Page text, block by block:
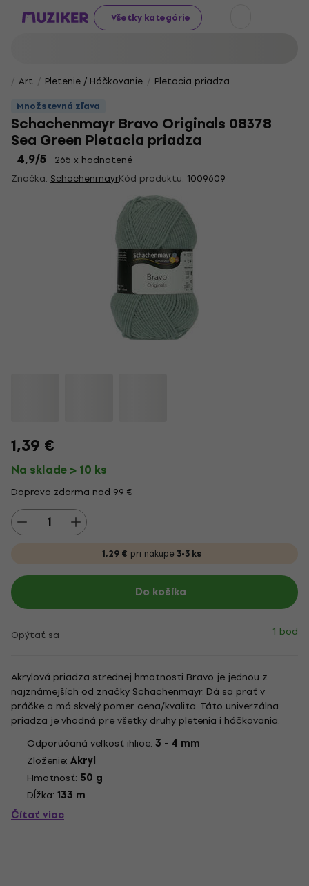
Všetky kategórie
Art Pletenie / Háčkovanie
Pletacia priadza
Množstevná zľava
Schachenmayr Bravo Originals 08378
Sea Green Pletacia priadza
4,9/5
265 x hodnotené
Značka: SchachenmayrKód produktu: 1009609
1,39 €
Na sklade > 10 ks
Doprava zdarma nad 99 €
1,29 € pri nákupe 3-3 ks
Do košíka
Opýtať sa 1 bod
Akrylová priadza strednej hmotnosti Bravo je jednou z
najznámejších od značky Schachenmayr. Dá sa prať v
práčke a má skvelý pomer cena/kvalita. Táto univerzálna
priadza je vhodná pre všetky druhy pletenia i háčkovania.
Odporúčaná veľkosť ihlice: 3 - 4 mm
Zloženie: Akryl
Hmotnosť: 50 g
Dĺžka: 133 m
Čítať viac